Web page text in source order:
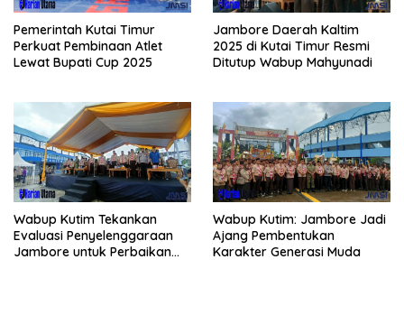
Pemerintah Kutai Timur
Perkuat Pembinaan Atlet
Lewat Bupati Cup 2025
Jambore Daerah Kaltim
2025 di Kutai Timur Resmi
Ditutup Wabup Mahyunadi
Wabup Kutim Tekankan
Evaluasi Penyelenggaraan
Jambore untuk Perbaikan
Wabup Kutim: Jambore Jadi
Ajang Pembentukan
Karakter Generasi Muda